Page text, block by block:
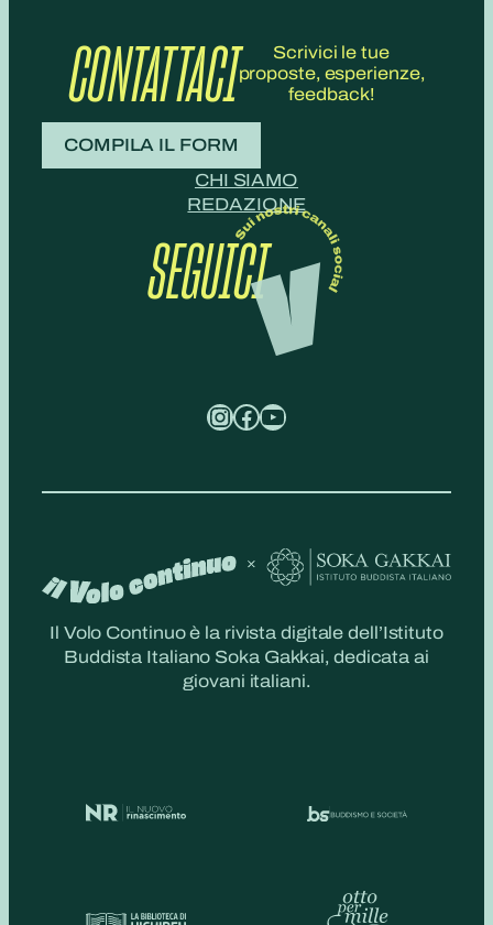
CONTATTACI
Scrivici le tue
proposte, esperienze,
feedback!
COMPILA IL FORM
CHI SIAMO
REDAZIONE
SEGUICI
InstagramFacebook YouTube
Il Volo Continuo è la rivista digitale dell’Istituto
Buddista Italiano Soka Gakkai, dedicata ai
giovani italiani.